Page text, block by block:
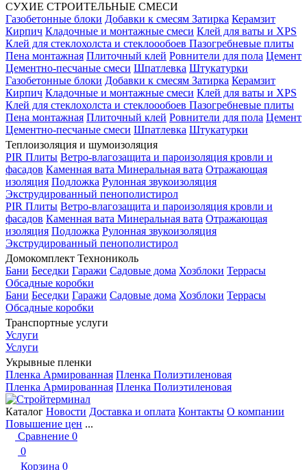
СУХИЕ СТРОИТЕЛЬНЫЕ СМЕСИ
Газобетонные блоки Добавки к смесям Затирка Керамзит
Кирпич Кладочные и монтажные смеси Клей для ваты и XPS
Клей для стеклохолста и стеклоообоев Пазогребневые плиты
Пена монтажная Плиточный клей Ровнители для пола Цемент
Цементно-песчаные смеси Шпатлевка Штукатурки
Газобетонные блоки Добавки к смесям Затирка Керамзит
Кирпич Кладочные и монтажные смеси Клей для ваты и XPS
Клей для стеклохолста и стеклоообоев Пазогребневые плиты
Пена монтажная Плиточный клей Ровнители для пола Цемент
Цементно-песчаные смеси Шпатлевка Штукатурки
Теплоизоляция и шумоизоляция
PIR Плиты Ветро-влагозащита и пароизоляция кровли и
фасадов Каменная вата Минеральная вата Отражающая
изоляция Подложка Рулонная звукоизоляция
Экструдированный пенополистирол
PIR Плиты Ветро-влагозащита и пароизоляция кровли и
фасадов Каменная вата Минеральная вата Отражающая
изоляция Подложка Рулонная звукоизоляция
Экструдированный пенополистирол
Домокомплект Технониколь
Бани Беседки Гаражи Садовые дома Хозблоки Террасы
Обсадные коробки
Бани Беседки Гаражи Садовые дома Хозблоки Террасы
Обсадные коробки
Транспортные услуги
Услуги
Услуги
Укрывные пленки
Пленка Армированная Пленка Полиэтиленовая
Пленка Армированная Пленка Полиэтиленовая
Каталог Новости Доставка и оплата Контакты О компании
Повышение цен ...
Сравнение 0
0
Корзина 0